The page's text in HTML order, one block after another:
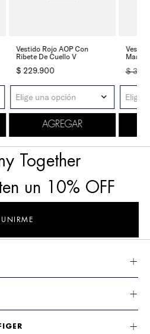
Vestido Rojo AOP Con
Ribete De Cuello V
$ 229.900
Elige una opción
AGREGAR
$379
Elige
un 10% OFF
UNIRME